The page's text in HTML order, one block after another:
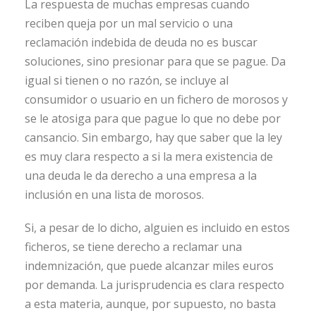
La respuesta de muchas empresas cuando
reciben queja por un mal servicio o una
reclamación indebida de deuda no es buscar
soluciones, sino presionar para que se pague. Da
igual si tienen o no razón, se incluye al
consumidor o usuario en un fichero de morosos y
se le atosiga para que pague lo que no debe por
cansancio. Sin embargo, hay que saber que la ley
es muy clara respecto a si la mera existencia de
una deuda le da derecho a una empresa a la
inclusión en una lista de morosos.
Si, a pesar de lo dicho, alguien es incluido en estos
ficheros, se tiene derecho a reclamar una
indemnización, que puede alcanzar miles euros
por demanda. La jurisprudencia es clara respecto
a esta materia, aunque, por supuesto, no basta